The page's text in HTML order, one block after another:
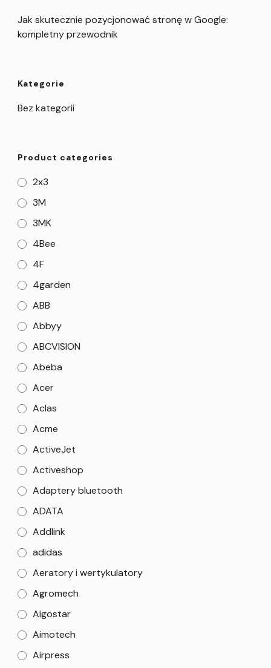
Jak skutecznie pozycjonować stronę w Google:
kompletny przewodnik
Kategorie
Bez kategorii
Product categories
2x3
3M
3MK
4Bee
4F
4garden
ABB
Abbyy
ABCVISION
Abeba
Acer
Aclas
Acme
ActiveJet
Activeshop
Adaptery bluetooth
ADATA
Addlink
adidas
Aeratory i wertykulatory
Agromech
Aigostar
Aimotech
Airpress